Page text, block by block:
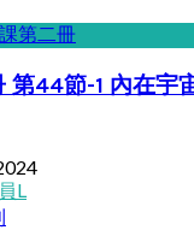
第二冊
第44節-1 內在宇
L